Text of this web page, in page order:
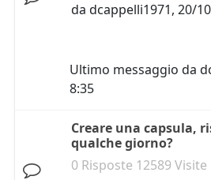
da dcappelli1971, 20/
Ultimo messaggio da
8:35
Creare una capsula,
qualche giorno?
0 Risposte 12589 Visite